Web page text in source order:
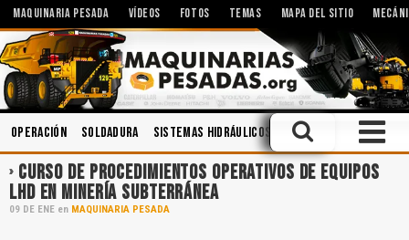
MAQUINARIA PESADA VÍDEOS FOTOS TEMAS MAPA DEL SITIO
Operación Soldadura Sistemas Hidráulicos Lubricantes
CURSO DE PROCEDIMIENTOS OPERATIVOS DE EQUIPOS
LHD EN MINERÍA SUBTERRÁNEA
09 DE ENE en MAQUINARIA PESADA